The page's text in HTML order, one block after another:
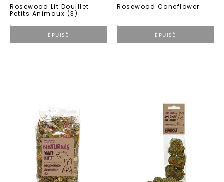
Rosewood Lit Douillet
Petits Animaux (3)
ÉPUISÉ
Rosewood Coneflower
ÉPUISÉ